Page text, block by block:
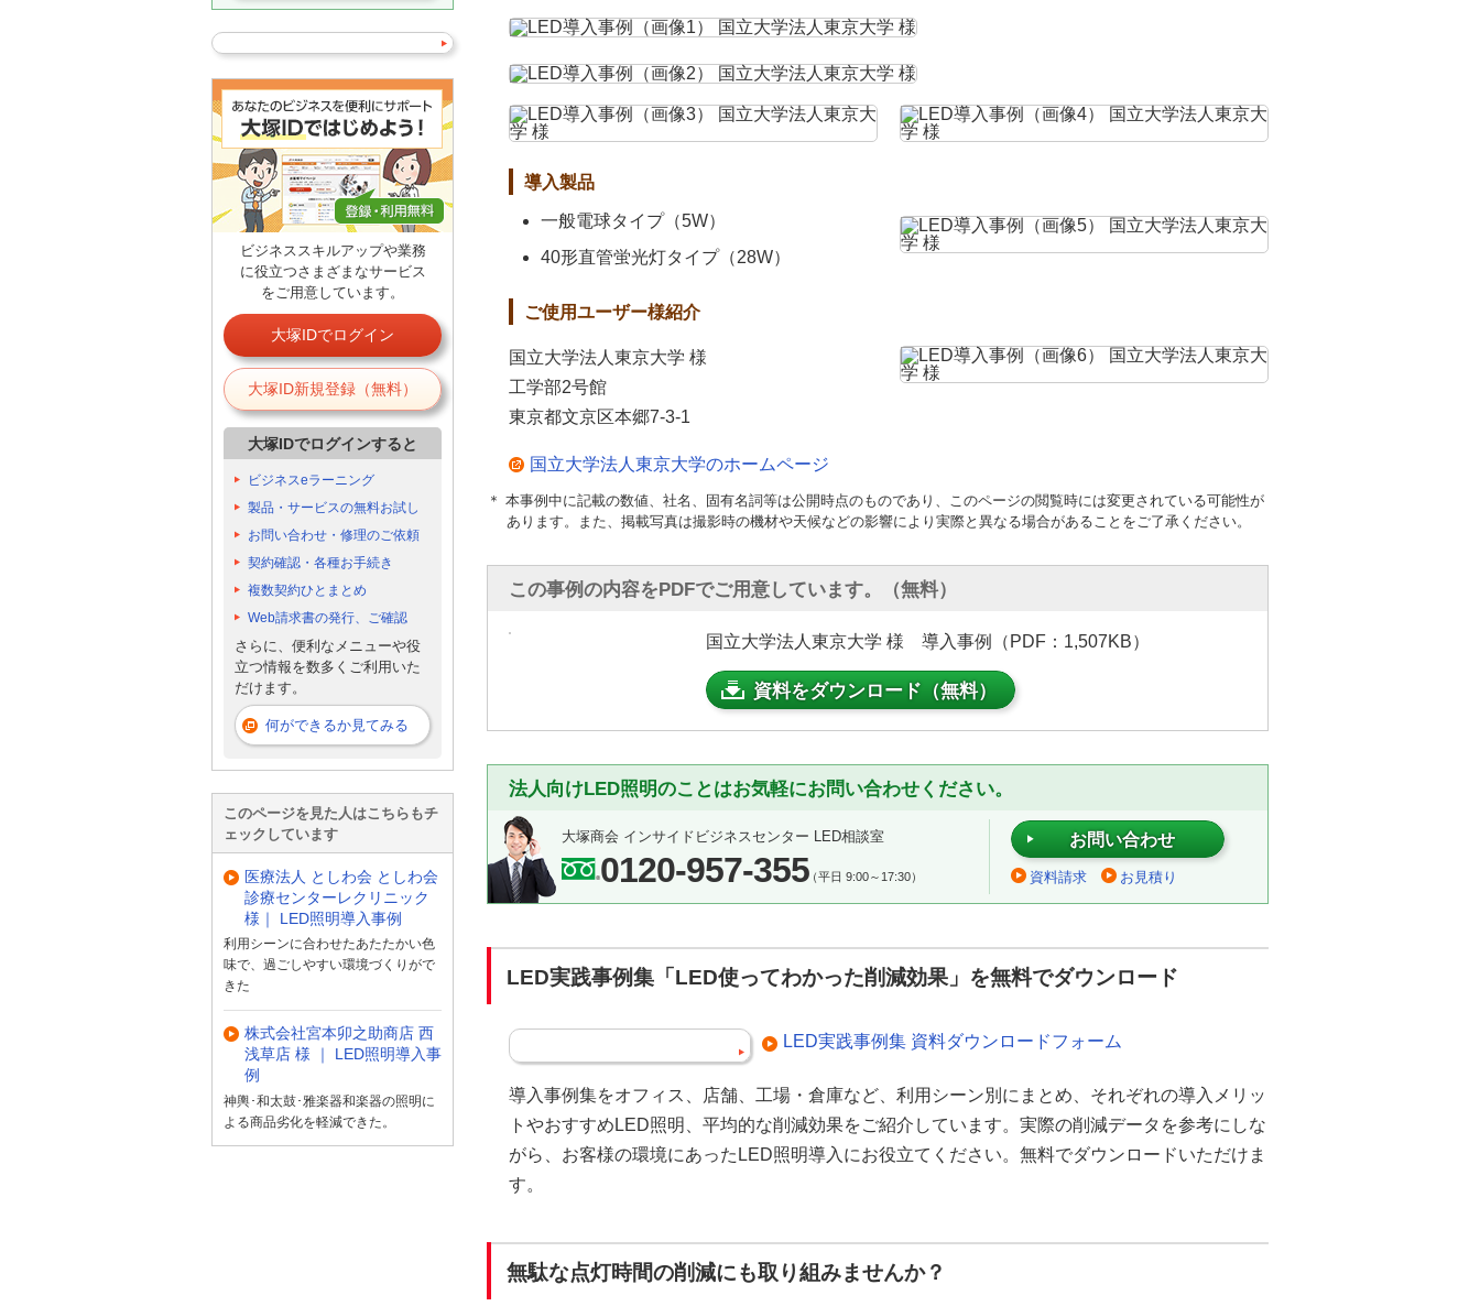
導入製品
一般電球タイプ（5W）
40形直管蛍光灯タイプ（28W）
ご使用ユーザー様紹介
国立大学法人東京大学 様
工学部2号館
東京都文京区本郷7-3-1
国立大学法人東京大学のホームページ
＊ 本事例中に記載の数値、社名、固有名詞等は公開時点のものであり、このページの閲覧時には変更されている可能性が
あります。また、掲載写真は撮影時の機材や天候などの影響により実際と異なる場合があることをご了承ください。
この事例の内容をPDFでご用意しています。（無料）
国立大学法人東京大学 様 導入事例（PDF：1,507KB）
資料をダウンロード（無料）
法人向けLED照明のことはお気軽にお問い合わせください。
大塚商会 インサイドビジネスセンター LED相談室
0120-957-355（平日 9:00～17:30）
お問い合わせ
資料請求 お見積り
LED実践事例集「LED使ってわかった削減効果」を無料でダウンロード
LED実践事例集 資料ダウンロードフォーム
導入事例集をオフィス、店舗、工場・倉庫など、利用シーン別にまとめ、それぞれの導入メリッ
トやおすすめLED照明、平均的な削減効果をご紹介しています。実際の削減データを参考にしな
がら、お客様の環境にあったLED照明導入にお役立てください。無料でダウンロードいただけま
す。
無駄な点灯時間の削減にも取り組みませんか？
ビジネススキルアップや業務
に役立つさまざまなサービス
をご用意しています。
大塚IDでログイン
大塚ID新規登録（無料）
大塚IDでログインすると
ビジネスeラーニング
製品・サービスの無料お試し
お問い合わせ・修理のご依頼
契約確認・各種お手続き
複数契約ひとまとめ
Web請求書の発行、ご確認
さらに、便利なメニューや役
立つ情報を数多くご利用いた
だけます。
何ができるか見てみる
このページを見た人はこちらもチ
ェックしています
医療法人 としわ会 としわ会
診療センターレクリニック
様｜ LED照明導入事例
利用シーンに合わせたあたたかい色
味で、過ごしやすい環境づくりがで
きた
株式会社宮本卯之助商店 西
浅草店 様 ｜ LED照明導入事
例
神輿･和太鼓･雅楽器和楽器の照明に
よる商品劣化を軽減できた。